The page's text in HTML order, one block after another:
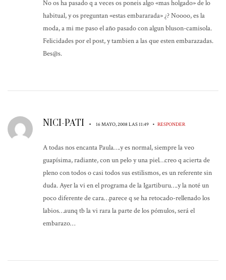
No os ha pasado q a veces os poneis algo «mas holgado» de lo
habitual, y os preguntan «estas embararada» ¿? Noooo, es la
moda, a mi me paso el año pasado con algun bluson-camisola.
Felicidades por el post, y tambien a las que esten embarazadas.
Bes@s.
NICI-PATI • 16 MAYO, 2008 LAS 11:49 • RESPONDER
A todas nos encanta Paula….y es normal, siempre la veo
guapísima, radiante, con un pelo y una piel…creo q acierta de
pleno con todos o casi todos sus estilismos, es un referente sin
duda. Ayer la vi en el programa de la Igartiburu….y la noté un
poco diferente de cara…parece q se ha retocado-rellenado los
labios…aunq tb la vi rara la parte de los pómulos, será el
embarazo…